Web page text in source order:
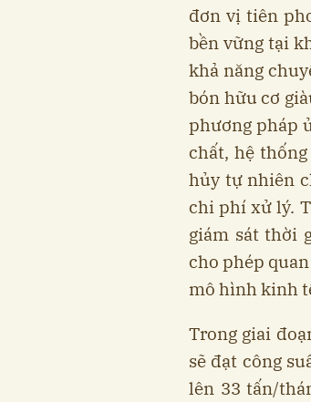
đơn vị tiên
bền vững tại
khả năng
bón hữu cơ
phương pháp
chất, hệ
hủy tự nhiên
chi phí xử lý.
giám sát thời
cho phép
mô hình kinh
Trong giai
sẽ đạt công
lên 33 tấn/